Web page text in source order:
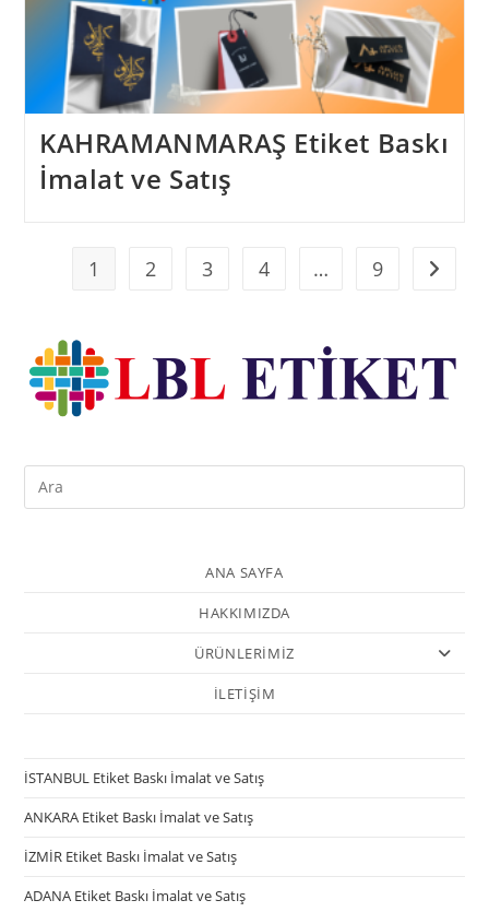
KAHRAMANMARAŞ Etiket Baskı
İmalat ve Satış
1 2 3 4 … 9 Go to
ANA SAYFA
HAKKIMIZDA
ÜRÜNLERİMİZ
İLETİŞİM
İSTANBUL Etiket Baskı İmalat ve Satış
ANKARA Etiket Baskı İmalat ve Satış
İZMİR Etiket Baskı İmalat ve Satış
ADANA Etiket Baskı İmalat ve Satış